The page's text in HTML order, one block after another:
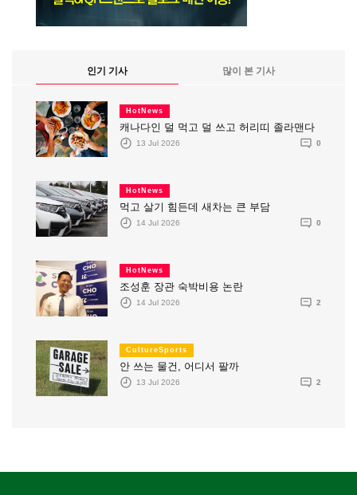
인기 기사 많이 본 기사
HotNews
캐나다인 덜 먹고 덜 쓰고 허리띠 졸라맨다
13 Jul 2026 0
HotNews
먹고 살기 힘든데 새차는 큰 부담
14 Jul 2026 0
HotNews
조성훈 장관 숙박비용 논란
14 Jul 2026 2
CultureSports
안 쓰는 물건, 어디서 팔까
13 Jul 2026 2